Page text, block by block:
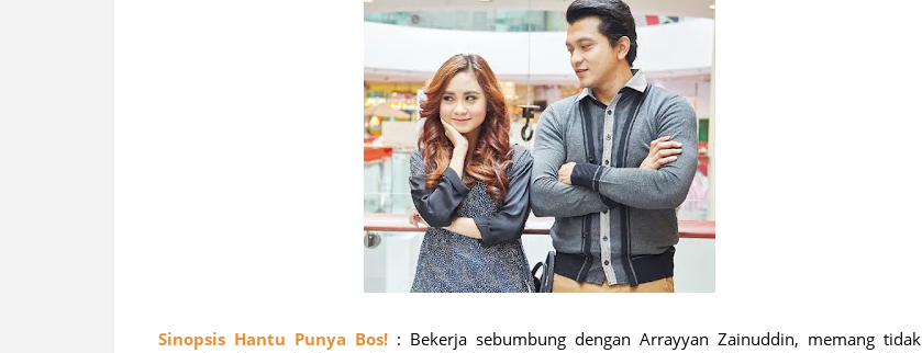
Sinopsis Hantu Punya Bos! : Bekerja sebumbung dengan Arrayyan Zainuddin, memang tidak